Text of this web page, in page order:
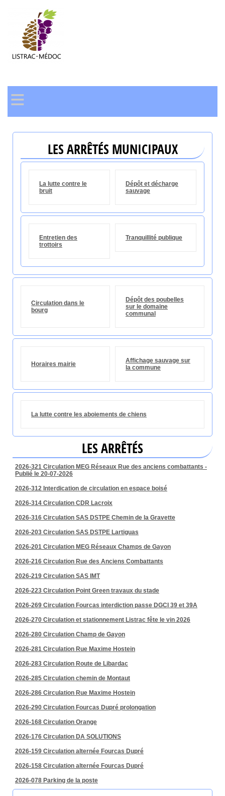
≡
LES ARRÊTÉS MUNICIPAUX
La lutte contre le
bruit
Dépôt et décharge
sauvage
Entretien des
trottoirs
Tranquillité publique
Circulation dans le
bourg
Dépôt des poubelles
sur le domaine
communal
Horaires mairie
Affichage sauvage sur
la commune
La lutte contre les aboiements de chiens
LES ARRÊTÉS
2026-321 Circulation MEG Réseaux Rue des anciens combattants -
Publié le 20-07-2026
2026-312 Interdication de circulation en espace boisé
2026-314 Circulation CDR Lacroix
2026-316 Circulation SAS DSTPE Chemin de la Gravette
2026-203 Circulation SAS DSTPE Lartiguas
2026-201 Circulation MEG Réseaux Champs de Gayon
2026-216 Circulation Rue des Anciens Combattants
2026-219 Circulation SAS IMT
2026-223 Circulation Point Green travaux du stade
2026-269 Circulation Fourcas interdiction passe DGCI 39 et 39A
2026-270 Circulation et stationnement Listrac fête le vin 2026
2026-280 Circulation Champ de Gayon
2026-281 Circulation Rue Maxime Hostein
2026-283 Circulation Route de Libardac
2026-285 Circulation chemin de Montaut
2026-286 Circulation Rue Maxime Hostein
2026-290 Circulation Fourcas Dupré prolongation
2026-168 Circulation Orange
2026-176 Circulation DA SOLUTIONS
2026-159 Circulation alternée Fourcas Dupré
2026-158 Circulation alternée Fourcas Dupré
2026-078 Parking de la poste